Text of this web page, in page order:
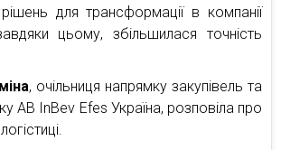
для трансформації в компанії
цьому, збільшилася точність
, очільниця напрямку закупівель та
AB InBev Efes Україна, розповіла про